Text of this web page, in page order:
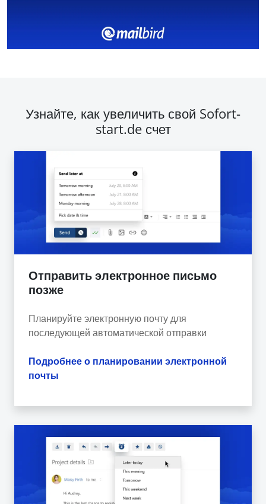
Узнайте, как увеличить свой Sofort-
start.de счет
Отправить электронное письмо
позже
Планируйте электронную почту для
последующей автоматической отправки
Подробнее о планировании электронной
почты